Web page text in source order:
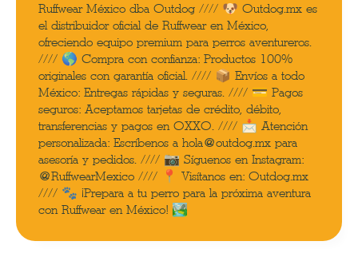
Ruffwear México dba Outdog //// 🐶 Outdog.mx es
el distribuidor oficial de Ruffwear en México,
ofreciendo equipo premium para perros aventureros.
//// 🌎 Compra con confianza: Productos 100%
originales con garantía oficial. //// 📦 Envíos a todo
México: Entregas rápidas y seguras. //// 💳 Pagos
seguros: Aceptamos tarjetas de crédito, débito,
transferencias y pagos en OXXO. //// 📩 Atención
personalizada: Escríbenos a hola@outdog.mx para
asesoría y pedidos. //// 📷 Síguenos en Instagram:
@RuffwearMexico //// 📍 Visítanos en: Outdog.mx
//// 🐾 ¡Prepara a tu perro para la próxima aventura
con Ruffwear en México! 🏞️